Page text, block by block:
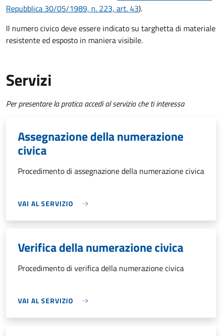
Repubblica 30/05/1989, n. 223, art. 43).
Il numero civico deve essere indicato su targhetta di materiale
resistente ed esposto in maniera visibile.
Servizi
Per presentare la pratica accedi al servizio che ti interessa
Assegnazione della numerazione
civica
Procedimento di assegnazione della numerazione civica
VAI AL SERVIZIO
Verifica della numerazione civica
Procedimento di verifica della numerazione civica
VAI AL SERVIZIO